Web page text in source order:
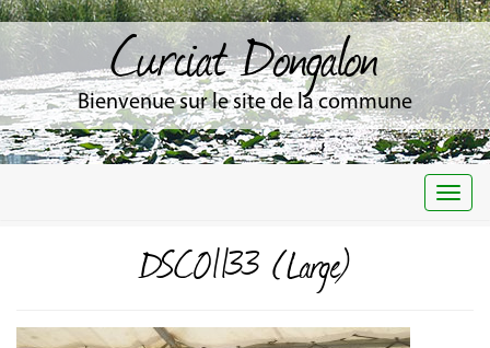
Curciat Dongalon
Bienvenue sur le site de la commune
DSC01133 (Large)